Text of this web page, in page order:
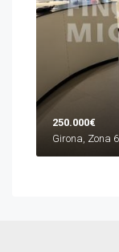
250.000€